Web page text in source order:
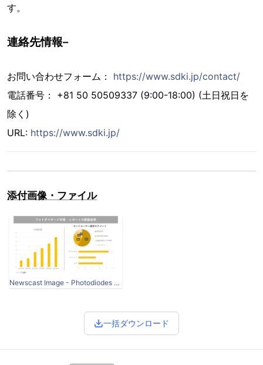
す。
連絡先情報–
お問い合わせフォーム： https://www.sdki.jp/contact/
電話番号： +81 50 50509337 (9:00-18:00) (土日祝日を
除く)
URL: https://www.sdki.jp/
添付画像・ファイル
Newscast Image - Photodiodes Market.jpg
一括ダウンロード